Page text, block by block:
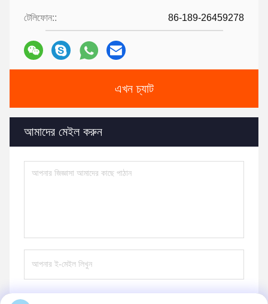
টেলিফোন:: 86-189-26459278
এখন চ্যাট
আমাদের মেইল করুন